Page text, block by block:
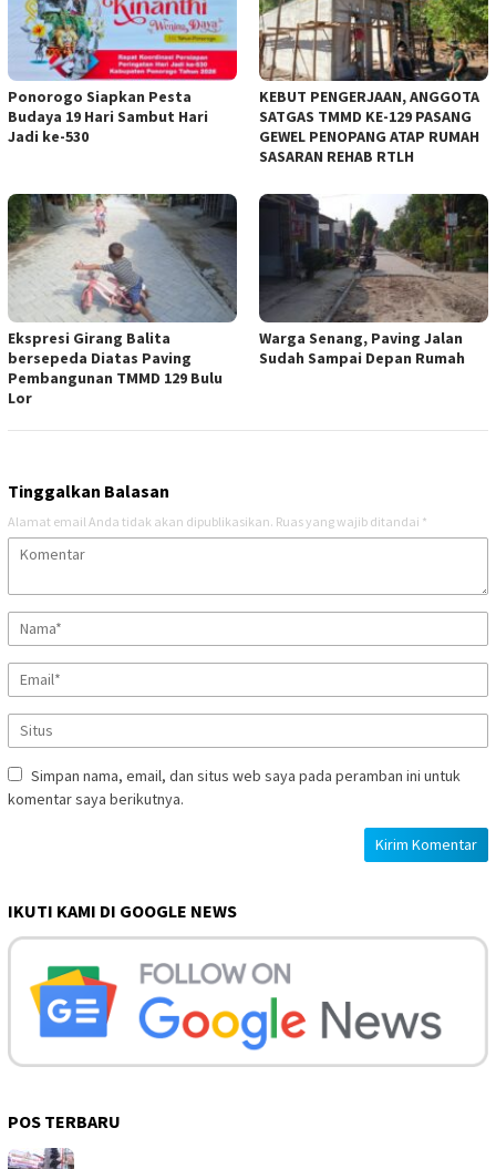
Ponorogo Siapkan Pesta
Budaya 19 Hari Sambut Hari
Jadi ke-530
KEBUT PENGERJAAN, ANGGOTA
SATGAS TMMD KE-129 PASANG
GEWEL PENOPANG ATAP RUMAH
SASARAN REHAB RTLH
Ekspresi Girang Balita
bersepeda Diatas Paving
Pembangunan TMMD 129 Bulu
Lor
Warga Senang, Paving Jalan
Sudah Sampai Depan Rumah
Tinggalkan Balasan
Alamat email Anda tidak akan dipublikasikan. Ruas yang wajib ditandai *
Simpan nama, email, dan situs web saya pada peramban ini untuk
komentar saya berikutnya.
IKUTI KAMI DI GOOGLE NEWS
POS TERBARU